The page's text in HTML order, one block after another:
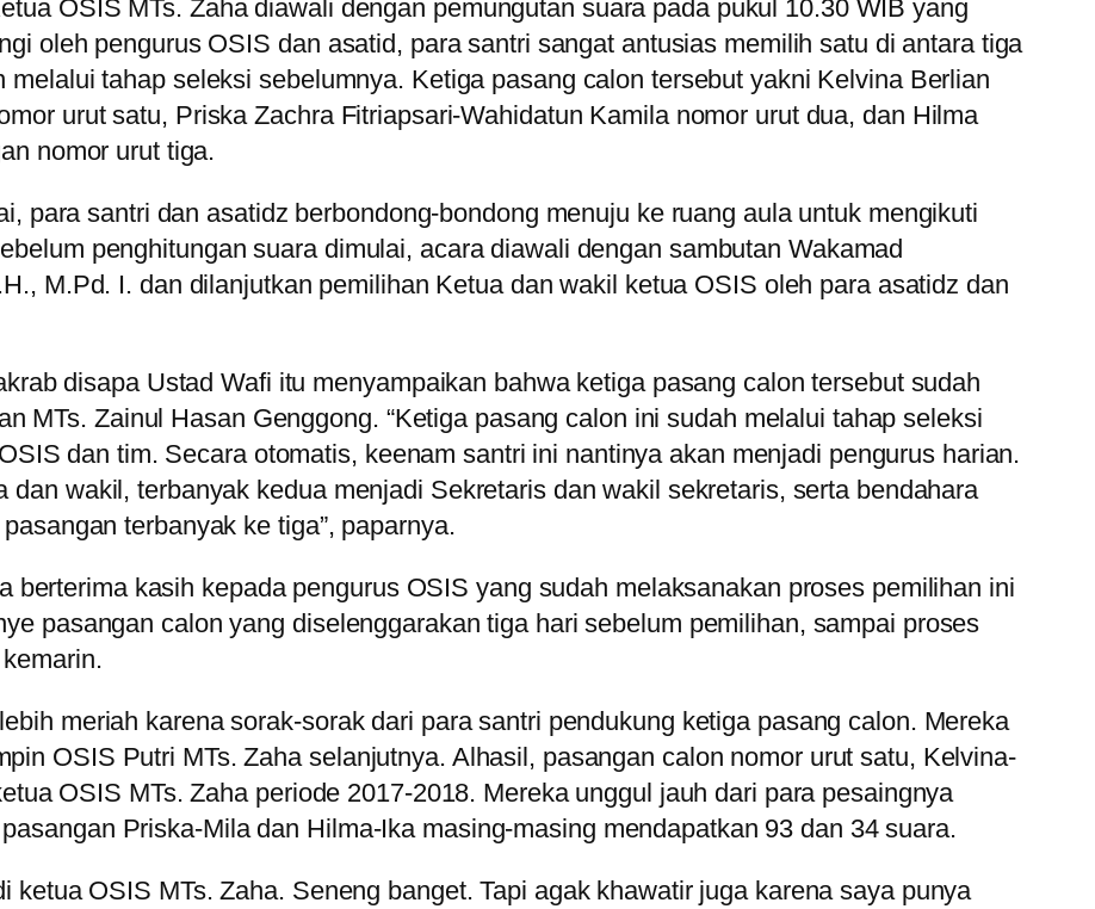
OSIS MTs. Zaha diawali dengan pemungutan suara pada pukul 10.30 WIB yang
oleh pengurus OSIS dan asatid, para santri sangat antusias memilih satu di antara tiga
tahap seleksi sebelumnya. Ketiga pasang calon tersebut yakni Kelvina Berlian
urut satu, Priska Zachra Fitriapsari-Wahidatun Kamila nomor urut dua, dan Hilma
nomor urut tiga.
para santri dan asatidz berbondong-bondong menuju ke ruang aula untuk mengikuti
penghitungan suara dimulai, acara diawali dengan sambutan Wakamad
M.Pd. I. dan dilanjutkan pemilihan Ketua dan wakil ketua OSIS oleh para asatidz dan
disapa Ustad Wafi itu menyampaikan bahwa ketiga pasang calon tersebut sudah
MTs. Zainul Hasan Genggong. “Ketiga pasang calon ini sudah melalui tahap seleksi
dan tim. Secara otomatis, keenam santri ini nantinya akan menjadi pengurus harian.
dan wakil, terbanyak kedua menjadi Sekretaris dan wakil sekretaris, serta bendahara
terbanyak ke tiga”, paparnya.
berterima kasih kepada pengurus OSIS yang sudah melaksanakan proses pemilihan ini
pasangan calon yang diselenggarakan tiga hari sebelum pemilihan, sampai proses
meriah karena sorak-sorak dari para santri pendukung ketiga pasang calon. Mereka
OSIS Putri MTs. Zaha selanjutnya. Alhasil, pasangan calon nomor urut satu, Kelvina-
OSIS MTs. Zaha periode 2017-2018. Mereka unggul jauh dari para pesaingnya
Priska-Mila dan Hilma-Ika masing-masing mendapatkan 93 dan 34 suara.
ketua OSIS MTs. Zaha. Seneng banget. Tapi agak khawatir juga karena saya punya